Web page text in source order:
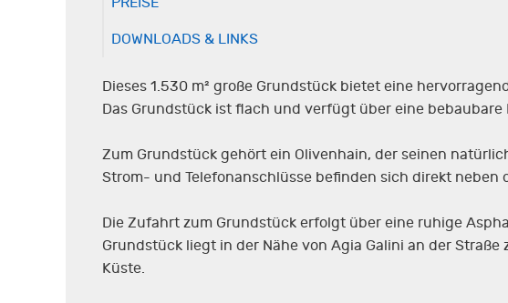
DOWNLOADS & LINKS
Dieses 1.530 m² große Grundstück bietet eine
Das Grundstück ist flach und verfügt über eine bebaubare
Zum Grundstück gehört ein Olivenhain, der seinen
Strom- und Telefonanschlüsse befinden sich direkt
Die Zufahrt zum Grundstück erfolgt über eine ruhige
Grundstück liegt in der Nähe von Agia Galini an der
Küste.